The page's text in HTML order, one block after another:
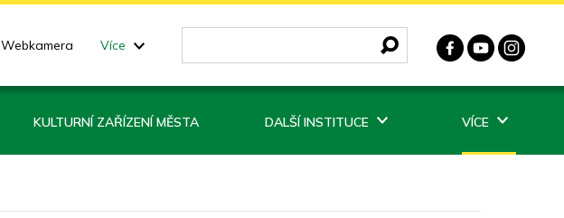
Webkamera Více
KULTURNÍ ZAŘÍZENÍ MĚSTA DALŠÍ INSTITUCE VÍCE